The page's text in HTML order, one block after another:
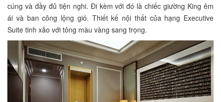
cúng và đầy đủ tiện nghi. Đi kèm với đó là chiếc giường King êm
ái và ban công lộng gió. Thiết kế nội thất của hạng Executive
Suite tinh xảo với tông màu vàng sang trọng.